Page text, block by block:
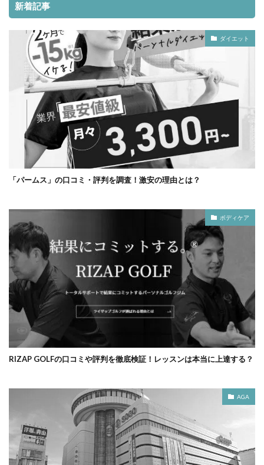
新着記事
ダイエット
「パームス」の口コミ・評判を調査！激安の理由とは？
ボディケア
RIZAP GOLFの口コミや評判を徹底検証！レッスンは本当に上達する？
AGA